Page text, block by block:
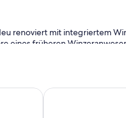
renoviert mit integriertem
eines früheren
Weinproben in direkter
Wohnung Nr.1Wohlfühlen und